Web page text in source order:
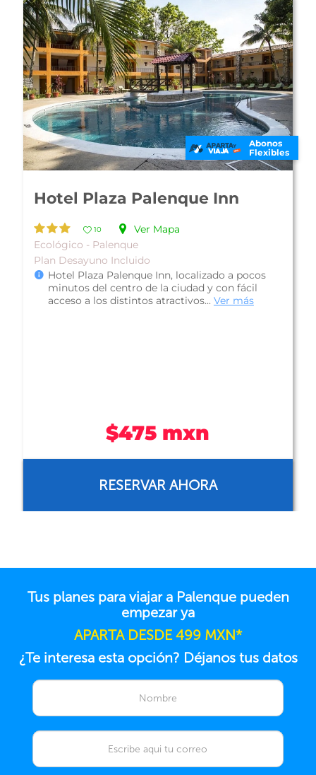
Abonos
Flexibles
Tulija Express Excellent City
13
De Lujo - Palenque
Plan Desayuno Americano
Tulija Express Excellent City Hotels (antes Hotel
Tulijá Express Palenque), está ubicado en la
$559 mxn
RESERVAR AHORA
Tus planes para viajar a Palenque pueden
empezar ya
APARTA DESDE 499 MXN*
¿Te interesa esta opción? Déjanos tus datos